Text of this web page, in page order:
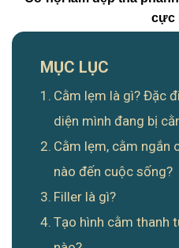
cực
MỤC LỤC
Cằm lẹm là gì? Đặc
diện mình đang bị
Cằm lẹm, cằm ngắn
nào đến cuộc sống?
Filler là gì?
Tạo hình cằm thanh